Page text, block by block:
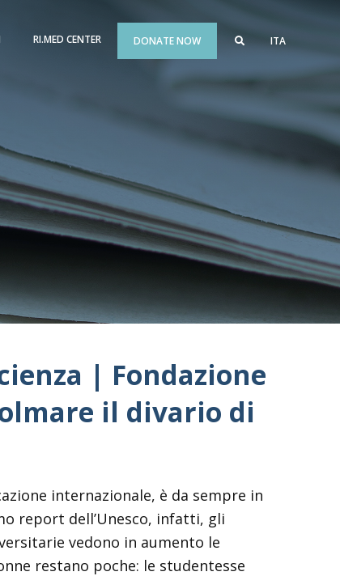
RI.MED CENTER DONATE NOW ITA
| Fondazione
il divario di
internazionale, è da sempre in
report dell’Unesco, infatti, gli
vedono in aumento le
restano poche: le studentesse